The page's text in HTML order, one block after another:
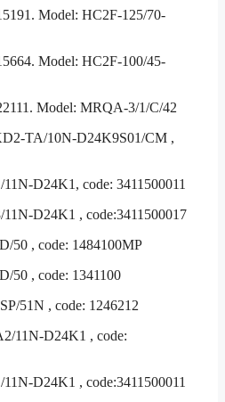
Model: HC2F-125/70-
Model: HC2F-100/45-
Model: MRQA-3/1/C/42
TA/10N-D24K9S01/CM ,
D24K1, code: 3411500011
D24K1 , code:3411500017
50 , code: 1484100MP
50 , code: 1341100
51N , code: 1246212
11N-D24K1 , code:
D24K1 , code:3411500011